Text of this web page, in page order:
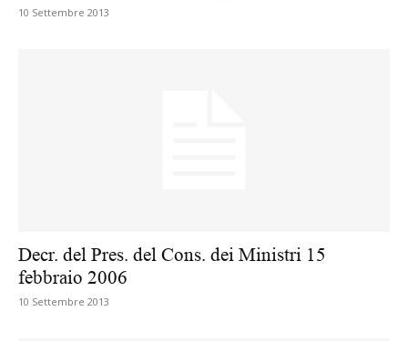
10 Settembre 2013
Decr. del Pres. del Cons. dei Ministri 15
febbraio 2006
10 Settembre 2013